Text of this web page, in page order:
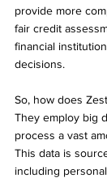
provide more
fair credit
financial
decisions.
So, how does
They employ big
process a vast
This data is
including